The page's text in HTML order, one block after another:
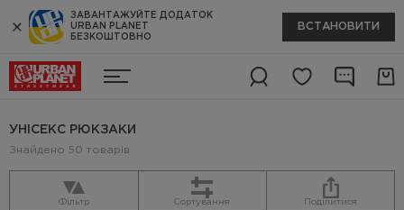
ЗАВАНТАЖУЙТЕ ДОДАТОК
URBAN PLANET
БЕЗКОШТОВНО
ВСТАНОВИТИ
УНІСЕКС РЮКЗАКИ
Знайдено 50 товарів
Фільтр Сортування Поділитися